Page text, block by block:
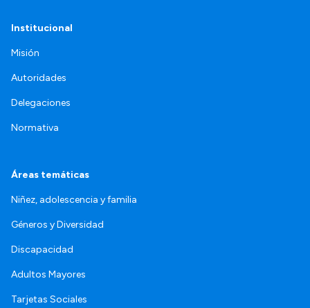
Institucional
Misión
Autoridades
Delegaciones
Normativa
Áreas temáticas
Niñez, adolescencia y familia
Géneros y Diversidad
Discapacidad
Adultos Mayores
Tarjetas Sociales